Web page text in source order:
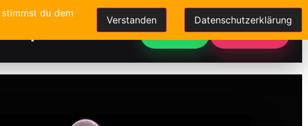
Kontakt WhatsApp Jetzt buchen
du dem
Verstanden Datenschutzerklärung